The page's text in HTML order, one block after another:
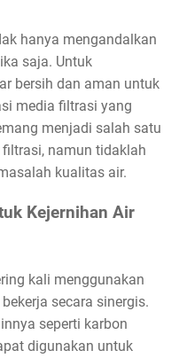
hanya mengandalkan
saja. Untuk
bersih dan aman untuk
media filtrasi yang
menjadi salah satu
namun tidaklah
kualitas air.
Kejernihan Air
kali menggunakan
secara sinergis.
seperti karbon
digunakan untuk